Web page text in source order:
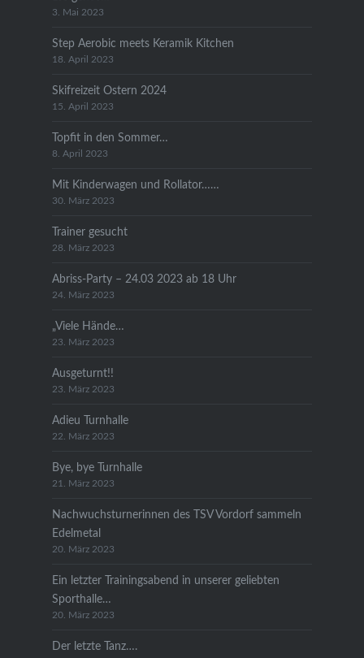
3. Mai 2023
Step Aerobic meets Keramik Kitchen
18. April 2023
Skifreizeit Ostern 2024
15. April 2023
Topfit in den Sommer…
8. April 2023
Mit Kinderwagen und Rollator……
30. März 2023
Trainer gesucht
28. März 2023
Abriss-Party – 24.03 2023 ab 18 Uhr
24. März 2023
„Viele Hände…
23. März 2023
Ausgeturnt!!
23. März 2023
Adieu Turnhalle
22. März 2023
Bye, bye Turnhalle
21. März 2023
Nachwuchsturnerinnen des TSV Vordorf sammeln
Edelmetal
20. März 2023
Ein letzter Trainingsabend in unserer geliebten
Sporthalle…
20. März 2023
Der letzte Tanz….